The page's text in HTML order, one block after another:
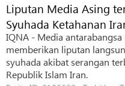
Liputan Media Asing
Syuhada Ketahanan
IQNA - Media
memberikan liputan
syuhada akibat serangan
Republik Islam Iran.